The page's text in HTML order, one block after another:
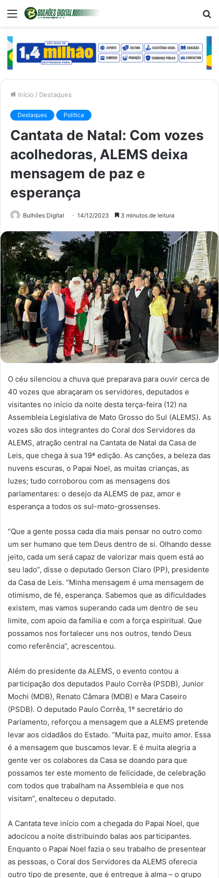
Menu
Início / Destaques
Destaques Política
Cantata de Natal: Com vozes
acolhedoras, ALEMS deixa
mensagem de paz e
esperança
Bulhões Digital 14/12/2023 3 minutos de leitura
O céu silenciou a chuva que preparava para ouvir cerca de
40 vozes que abraçaram os servidores, deputados e
visitantes no início da noite desta terça-feira (12) na
Assembleia Legislativa de Mato Grosso do Sul (ALEMS). As
vozes são dos integrantes do Coral dos Servidores da
ALEMS, atração central na Cantata de Natal da Casa de
Leis, que chega à sua 19ª edição. As canções, a beleza das
nuvens escuras, o Papai Noel, as muitas crianças, as
luzes; tudo corroborou com as mensagens dos
parlamentares: o desejo da ALEMS de paz, amor e
esperança a todos os sul-mato-grossenses.
“Que a gente possa cada dia mais pensar no outro como
um ser humano que tem Deus dentro de si. Olhando desse
jeito, cada um será capaz de valorizar mais quem está ao
seu lado”, disse o deputado Gerson Claro (PP), presidente
da Casa de Leis. “Minha mensagem é uma mensagem de
otimismo, de fé, esperança. Sabemos que as dificuldades
existem, mas vamos superando cada um dentro de seu
limite, com apoio da família e com a força espiritual. Que
possamos nos fortalecer uns nos outros, tendo Deus
como referência”, acrescentou.
Além do presidente da ALEMS, o evento contou a
participação dos deputados Paulo Corrêa (PSDB), Junior
Mochi (MDB), Renato Câmara (MDB) e Mara Caseiro
(PSDB). O deputado Paulo Corrêa, 1º secretário do
Parlamento, reforçou a mensagem que a ALEMS pretende
levar aos cidadãos do Estado. “Muita paz, muito amor. Essa
é a mensagem que buscamos levar. E é muita alegria a
gente ver os colabores da Casa se doando para que
possamos ter este momento de felicidade, de celebração
com todos que trabalham na Assembleia e que nos
visitam”, enalteceu o deputado.
A Cantata teve início com a chegada do Papai Noel, que
adocicou a noite distribuindo balas aos participantes.
Enquanto o Papai Noel fazia o seu trabalho de presentear
as pessoas, o Coral dos Servidores da ALEMS oferecia
outro tipo de presente, que é entregue à alma – o grupo